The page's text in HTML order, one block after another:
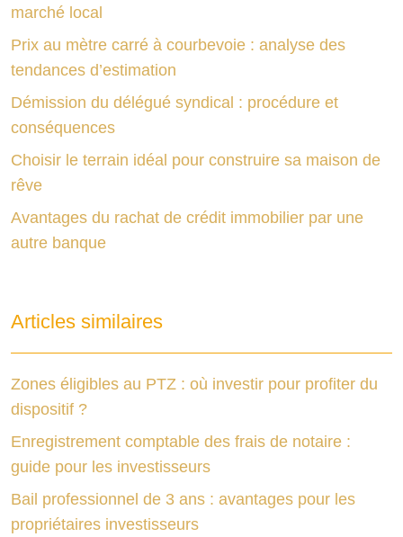
marché local
Prix au mètre carré à courbevoie : analyse des
tendances d’estimation
Démission du délégué syndical : procédure et
conséquences
Choisir le terrain idéal pour construire sa maison de
rêve
Avantages du rachat de crédit immobilier par une
autre banque
Articles similaires
Zones éligibles au PTZ : où investir pour profiter du
dispositif ?
Enregistrement comptable des frais de notaire :
guide pour les investisseurs
Bail professionnel de 3 ans : avantages pour les
propriétaires investisseurs